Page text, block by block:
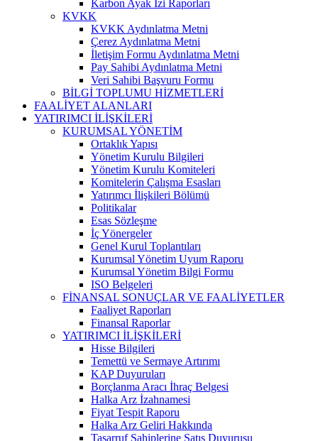
Karbon Ayak İzi Raporları
KVKK
KVKK Aydınlatma Metni
Çerez Aydınlatma Metni
İletişim Formu Aydınlatma Metni
Pay Sahibi Aydınlatma Metni
Veri Sahibi Başvuru Formu
BİLGİ TOPLUMU HİZMETLERİ
FAALİYET ALANLARI
YATIRIMCI İLİŞKİLERİ
KURUMSAL YÖNETİM
Ortaklık Yapısı
Yönetim Kurulu Bilgileri
Yönetim Kurulu Komiteleri
Komitelerin Çalışma Esasları
Yatırımcı İlişkileri Bölümü
Politikalar
Esas Sözleşme
İç Yönergeler
Genel Kurul Toplantıları
Kurumsal Yönetim Uyum Raporu
Kurumsal Yönetim Bilgi Formu
ISO Belgeleri
FİNANSAL SONUÇLAR VE FAALİYETLER
Faaliyet Raporları
Finansal Raporlar
YATIRIMCI İLİŞKİLERİ
Hisse Bilgileri
Temettü ve Sermaye Artırımı
KAP Duyuruları
Borçlanma Aracı İhraç Belgesi
Halka Arz İzahnamesi
Fiyat Tespit Raporu
Halka Arz Geliri Hakkında
Tasarruf Sahiplerine Satış Duyurusu